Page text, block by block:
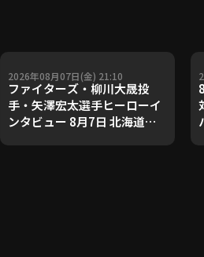
2026年08月07日(金) 21:10
ファイターズ・柳川大晟投
手・矢澤宏太選手ヒーローイ
ンタビュー 8月7日 北海道日